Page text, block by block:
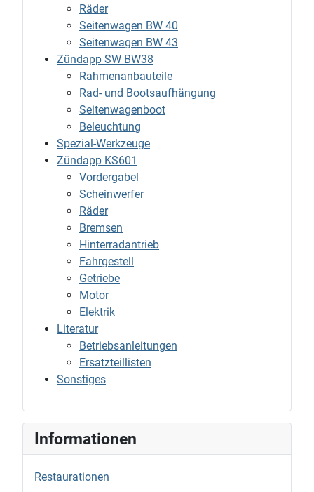
Räder
Seitenwagen BW 40
Seitenwagen BW 43
Zündapp SW BW38
Rahmenanbauteile
Rad- und Bootsaufhängung
Seitenwagenboot
Beleuchtung
Spezial-Werkzeuge
Zündapp KS601
Vordergabel
Scheinwerfer
Räder
Bremsen
Hinterradantrieb
Fahrgestell
Getriebe
Motor
Elektrik
Literatur
Betriebsanleitungen
Ersatzteillisten
Sonstiges
Informationen
Restaurationen